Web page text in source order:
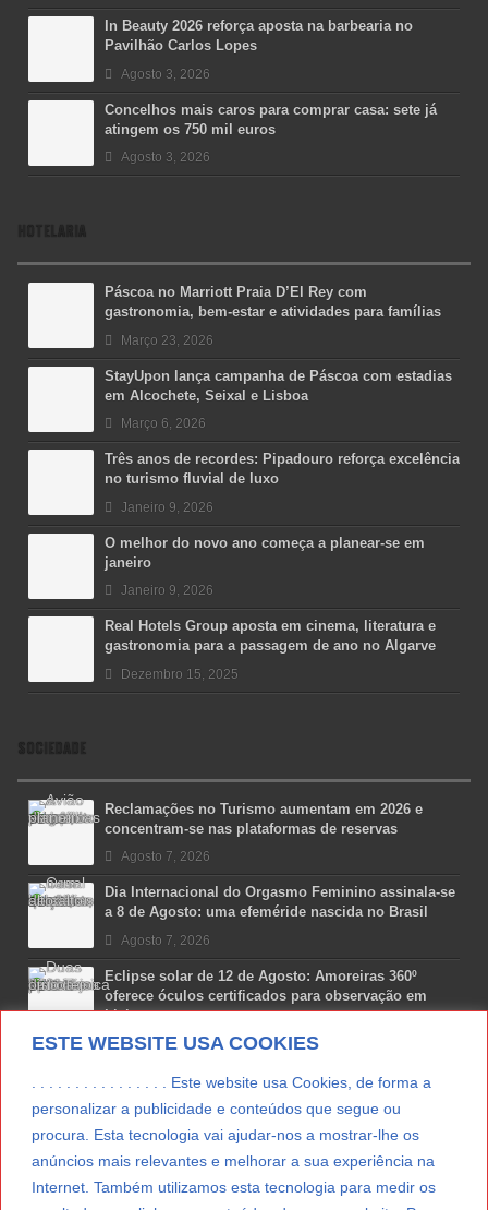
ESTE WEBSITE USA COOKIES
. . . . . . . . . . . . . . . . Este website usa Cookies, de forma a
personalizar a publicidade e conteúdos que segue ou
procura. Esta tecnologia vai ajudar-nos a mostrar-lhe os
anúncios mais relevantes e melhorar a sua experiência na
Internet. Também utilizamos esta tecnologia para medir os
In Beauty 2026 reforça aposta na barbearia no
Pavilhão Carlos Lopes
Agosto 3, 2026
Concelhos mais caros para comprar casa: sete já
atingem os 750 mil euros
Agosto 3, 2026
HOTELARIA
Páscoa no Marriott Praia D’El Rey com
gastronomia, bem-estar e atividades para famílias
Março 23, 2026
StayUpon lança campanha de Páscoa com estadias
em Alcochete, Seixal e Lisboa
Março 6, 2026
Três anos de recordes: Pipadouro reforça excelência
no turismo fluvial de luxo
Janeiro 9, 2026
O melhor do novo ano começa a planear-se em
janeiro
Janeiro 9, 2026
Real Hotels Group aposta em cinema, literatura e
gastronomia para a passagem de ano no Algarve
Dezembro 15, 2025
SOCIEDADE
Reclamações no Turismo aumentam em 2026 e
concentram-se nas plataformas de reservas
Agosto 7, 2026
Dia Internacional do Orgasmo Feminino assinala-se
a 8 de Agosto: uma efeméride nascida no Brasil
Agosto 7, 2026
Eclipse solar de 12 de Agosto: Amoreiras 360º
oferece óculos certificados para observação em
Lisboa
Agosto 7, 2026
Lua Afonso vence prémio internacional de liderança
Agosto 7, 2026
Preparar o carro para as férias de Verão
Agosto 5, 2026